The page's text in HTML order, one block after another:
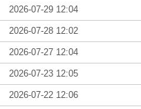
2026-07-29 12:04
2026-07-28 12:02
2026-07-27 12:04
2026-07-23 12:05
2026-07-22 12:06